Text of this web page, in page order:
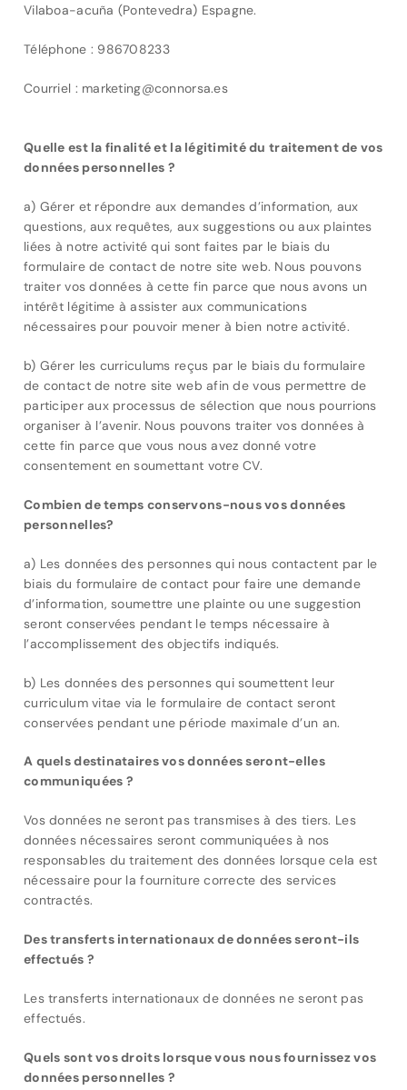
Vilaboa-acuña (Pontevedra) Espagne.
Téléphone : 986708233
Courriel : marketing@connorsa.es
Quelle est la finalité et la légitimité du traitement de vos
données personnelles ?
a) Gérer et répondre aux demandes d’information, aux
questions, aux requêtes, aux suggestions ou aux plaintes
liées à notre activité qui sont faites par le biais du
formulaire de contact de notre site web. Nous pouvons
traiter vos données à cette fin parce que nous avons un
intérêt légitime à assister aux communications
nécessaires pour pouvoir mener à bien notre activité.
b) Gérer les curriculums reçus par le biais du formulaire
de contact de notre site web afin de vous permettre de
participer aux processus de sélection que nous pourrions
organiser à l’avenir. Nous pouvons traiter vos données à
cette fin parce que vous nous avez donné votre
consentement en soumettant votre CV.
Combien de temps conservons-nous vos données
personnelles?
a) Les données des personnes qui nous contactent par le
biais du formulaire de contact pour faire une demande
d’information, soumettre une plainte ou une suggestion
seront conservées pendant le temps nécessaire à
l’accomplissement des objectifs indiqués.
b) Les données des personnes qui soumettent leur
curriculum vitae via le formulaire de contact seront
conservées pendant une période maximale d’un an.
A quels destinataires vos données seront-elles
communiquées ?
Vos données ne seront pas transmises à des tiers. Les
données nécessaires seront communiquées à nos
responsables du traitement des données lorsque cela est
nécessaire pour la fourniture correcte des services
contractés.
Des transferts internationaux de données seront-ils
effectués ?
Les transferts internationaux de données ne seront pas
effectués.
Quels sont vos droits lorsque vous nous fournissez vos
données personnelles ?